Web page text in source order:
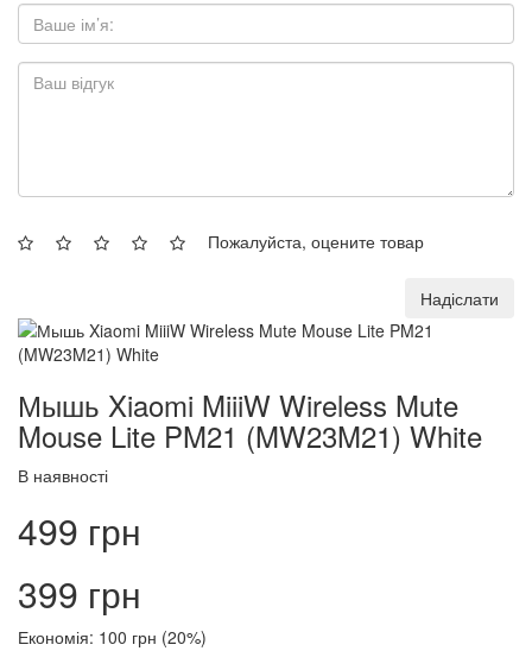
Пожалуйста, оцените товар
Надіслати
Мышь Xiaomi MiiiW Wireless Mute
Mouse Lite PM21 (MW23M21) White
В наявності
499 грн
399 грн
Економія: 100 грн (20%)